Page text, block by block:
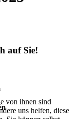
auf Sie!
von ihnen sind
uns helfen, diese